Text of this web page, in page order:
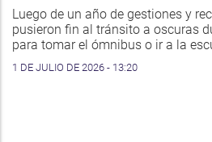
Luego de un año de gestiones y
pusieron fin al tránsito a oscuras
para tomar el ómnibus o ir a la
1 DE JULIO DE 2026 - 13:20